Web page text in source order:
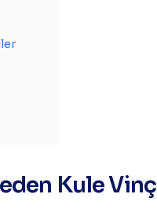
Kule Vinç